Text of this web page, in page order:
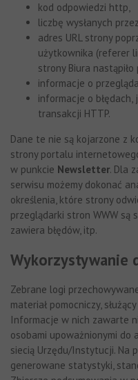
kod odpowiedzi http,
liczbę wysłanych
adres URL strony
użytkownika (referer
strony Biura nastąpiło
informacje o
informacje o błędach,
transakcji HTTP.
Dane te nie są kojarzone z
strony portalu
w punkcie Newsletter. Dla
serwisu możemy dokonać
określenia, które strony
przeglądarki stron WWW
zawiera błędów, itp.
Wykorzystywanie
Zebrane logi
materiał pomocniczy,
Informacje w nich zawarte
osobami upoważnionymi do
siecią Urzędu/Instytucji. Na
generowane statystyki,